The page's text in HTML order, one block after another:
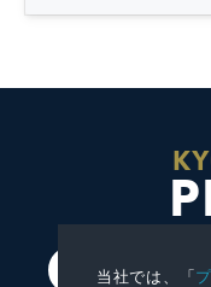
当社では、「